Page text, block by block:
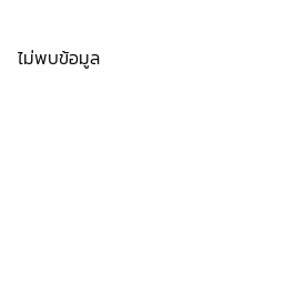
ไม่พบข้อมูล